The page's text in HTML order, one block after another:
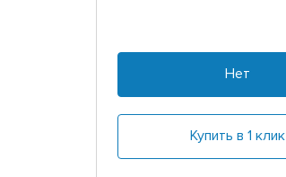
Нет
Купить в 1 клик